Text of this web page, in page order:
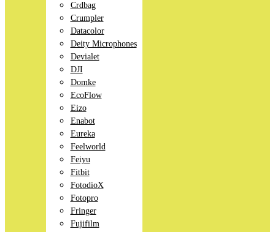
Crdbag
Crumpler
Datacolor
Deity Microphones
Devialet
DJI
Domke
EcoFlow
Eizo
Enabot
Eureka
Feelworld
Feiyu
Fitbit
FotodioX
Fotopro
Fringer
Fujifilm